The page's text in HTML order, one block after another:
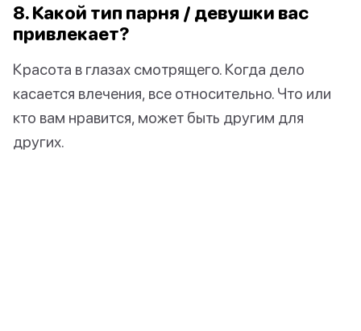
8. Какой тип парня / девушки вас
привлекает?
Красота в глазах смотрящего. Когда дело
касается влечения, все относительно. Что или
кто вам нравится, может быть другим для
других.